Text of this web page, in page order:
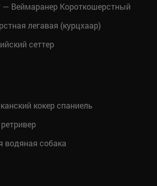
— Веймаранер Короткошерстный
легавая (курцхаар)
сеттер
кокер спаниель
водяная собака